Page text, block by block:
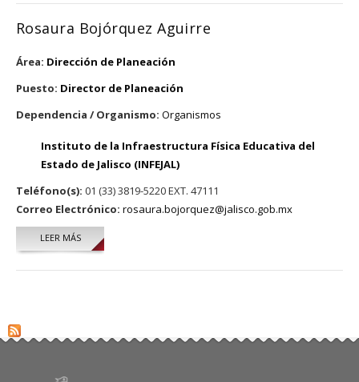
Rosaura Bojórquez Aguirre
Área: Dirección de Planeación
Puesto: Director de Planeación
Dependencia / Organismo: Organismos
Instituto de la Infraestructura Física Educativa del
Estado de Jalisco (INFEJAL)
Teléfono(s): 01 (33) 3819-5220 EXT. 47111
Correo Electrónico: rosaura.bojorquez@jalisco.gob.mx
LEER MÁSSOBRE ROSAURA BOJÓRQUEZ AGUIRRE